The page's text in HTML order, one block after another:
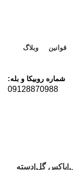
قوانین وبلاگ
شماره روبیکا و بله:
09128870988
گل|دسته